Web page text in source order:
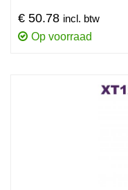
€ 50.78 incl. btw
Op voorraad